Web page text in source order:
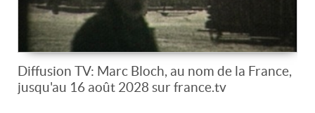
Diffusion TV: Marc Bloch, au nom de la France,
jusqu'au 16 août 2028 sur france.tv